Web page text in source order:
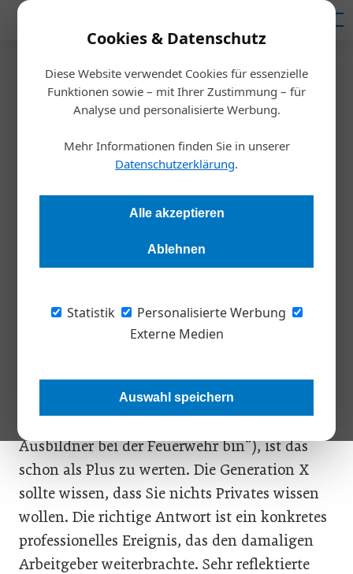
Cookies & Datenschutz
Diese Website verwendet Cookies für essenzielle
Funktionen sowie – mit Ihrer Zustimmung – für
Analyse und personalisierte Werbung.
Mehr Informationen finden Sie in unserer
Datenschutzerklärung.
Alle akzeptieren
Ablehnen
Statistik
Personalisierte Werbung
Externe Medien
Auswahl speichern
Startseite/Inspiration
7 Fragen, die man Bewerbern
stellen sollte
Bewerbungsfragen gibt es wie Sand am Meer. Letztlich geht
es nur um eines: Entscheidungsgrundlagen für die eigene
1„WORAUF SIND SIE STOLZ?“Die Antwort
antworten treuherzig „auf meine Familie“,
manche auch „auf meinen Abschluss“.
Ausbildner bei der Feuerwehr bin“), ist das
schon als Plus zu werten. Die Generation X
sollte wissen, dass Sie nichts Privates wissen
wollen. Die richtige Antwort ist ein konkretes
professionelles Ereignis, das den damaligen
Arbeitgeber weiterbrachte. Sehr reflektierte